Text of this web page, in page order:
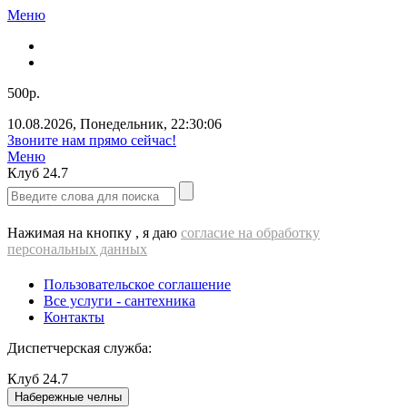
Меню
500р.
10.08.2026, Понедельник, 22:30:06
Звоните нам прямо сейчас!
Меню
Клуб 24.7
Нажимая на кнопку , я даю согласие на обработку
персональных данных
Пользовательское соглашение
Все услуги - cантехника
Контакты
Диспетчерская служба:
Клуб 24.7
Набережные челны